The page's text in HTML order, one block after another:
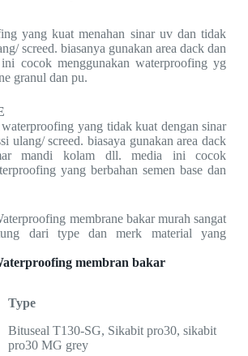
yang kuat menahan sinar uv dan tidak
screed. biasanya gunakan area dack dan
cocok menggunakan waterproofing yg
granul dan pu.
yang tidak kuat dengan sinar
ulang/ screed. biasaya gunakan area dack
mandi kolam dll. media ini cocok
yang berbahan semen base dan
membrane bakar murah sangat
dari type dan merk material yang
membran bakar
Type
Bituseal T130-SG, Sikabit pro30, sikabit
pro30 MG grey